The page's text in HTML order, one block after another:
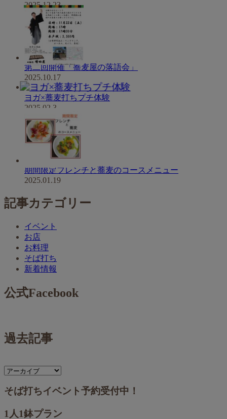
2025.12.23
第二回開催「蕎麦屋の落語会」
2025.10.17
ヨガ×蕎麦打ちプチ体験
2025.02.3
期間限定フレンチと蕎麦のコースメニュー
2025.01.19
記事カテゴリー
イベント
お店
お料理
そば打ち
新着情報
公式Facebook
過去記事
そば打ちイベント予約受付中！
1人1鉢プラン